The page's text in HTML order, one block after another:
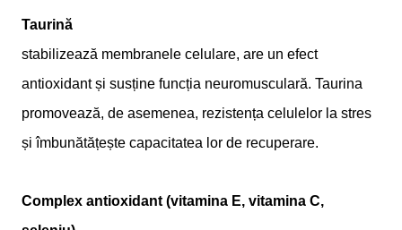
Taurină
stabilizează membranele celulare, are un efect
antioxidant și susține funcția neuromusculară. Taurina
promovează, de asemenea, rezistența celulelor la stres
și îmbunătățește capacitatea lor de recuperare.
Complex antioxidant (vitamina E, vitamina C,